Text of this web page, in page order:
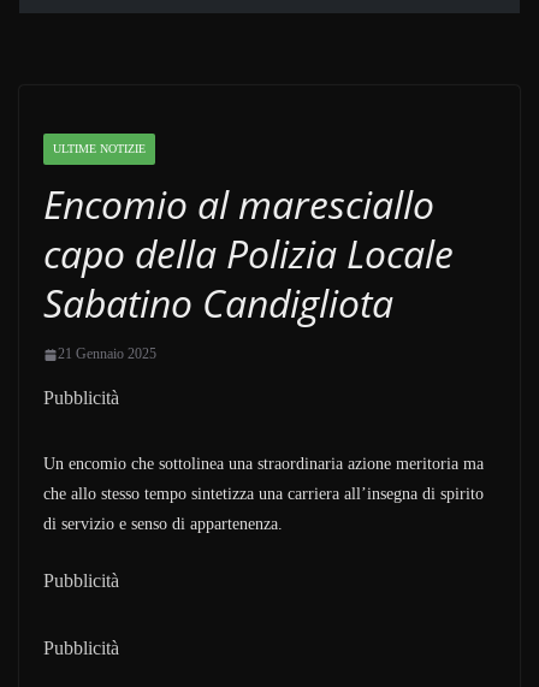
ULTIME NOTIZIE
Encomio al maresciallo
capo della Polizia Locale
Sabatino Candigliota
21 Gennaio 2025
Pubblicità
Un encomio che sottolinea una straordinaria azione meritoria ma
che allo stesso tempo sintetizza una carriera all’insegna di spirito
di servizio e senso di appartenenza.
Pubblicità
Pubblicità